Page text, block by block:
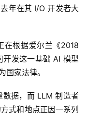
年在其 I/O 开发者大
在根据爱尔兰《2018
开发这一基础 AI 模型
国家法律。
数据，而 LLM 制造者
式和地点正因一系列